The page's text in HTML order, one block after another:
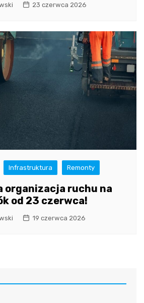
23 czerwca 2026
Infrastruktura Remonty
organizacja ruchu na
od 23 czerwca!
19 czerwca 2026